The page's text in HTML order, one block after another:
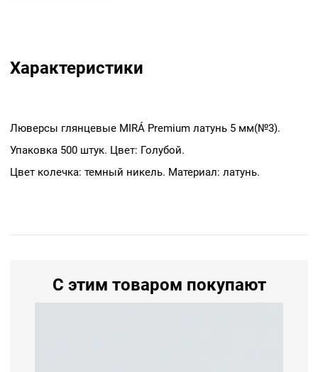
Характеристики
Люверсы глянцевые MIRÁ Premium латунь 5 мм(№3).
Упаковка 500 штук. Цвет: Голубой.
Цвет колечка: темный никель. Материал: латунь.
С этим товаром покупают